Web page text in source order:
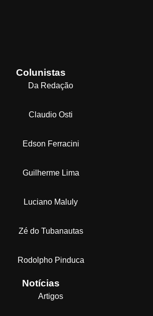
Colunistas
Da Redação
Claudio Osti
Edson Ferracini
Guilherme Lima
Luciano Maluly
Zé do Tubanautas
Rodolpho Pinduca
Notícias
Artigos